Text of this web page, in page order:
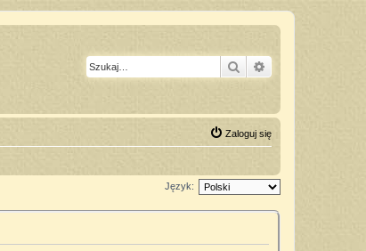
Szukaj
Zaloguj się
Język: